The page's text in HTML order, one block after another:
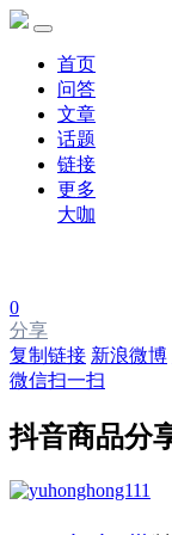
首页
问答
文章
话题
链接
更多
大咖
0
分享
复制链接 新浪微博
微信扫一扫
抖音商品分